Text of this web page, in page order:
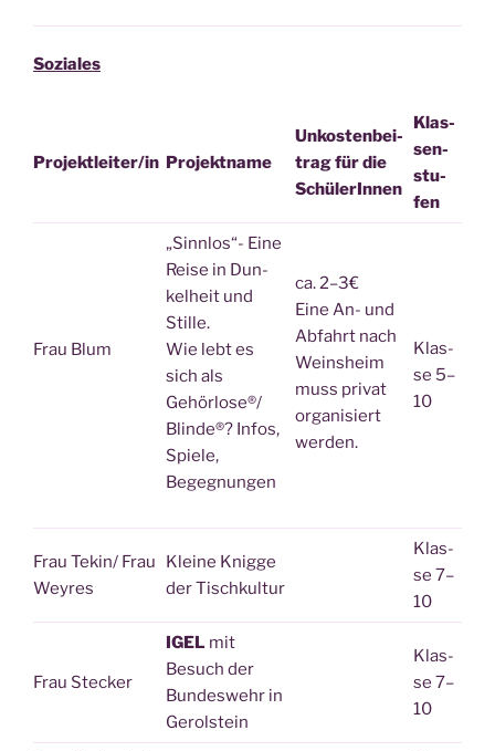
Sozia­les
Projektleiter/in Pro­jekt­na­me
Unkos­ten­bei­
trag für die
SchülerInnen
Klas­
sen­
stu­
fen
Frau Blum
„Sinn­los“- Eine
Rei­se in Dun­
kel­heit und
Stille.
Wie lebt es
sich als
Gehörlose®/
Blin­de®? Infos,
Spie­le,
Begegnungen
ca. 2–3€
Eine An- und
Abfahrt nach
Weins­heim
muss pri­vat
orga­ni­siert
werden.
Klas­
se 5–
10
Frau Tekin/ Frau
Weyres
Klei­ne Knig­ge
der Tischkultur
Klas­
se 7–
10
Frau Ste­cker
IGEL mit
Besuch der
Bun­des­wehr in
Gerolstein
Klas­
se 7–
10